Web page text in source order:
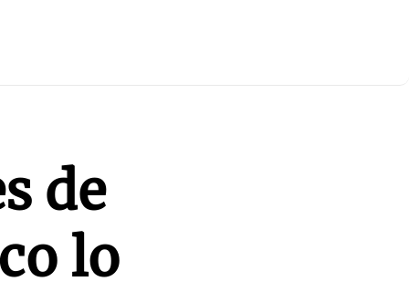
de
lo